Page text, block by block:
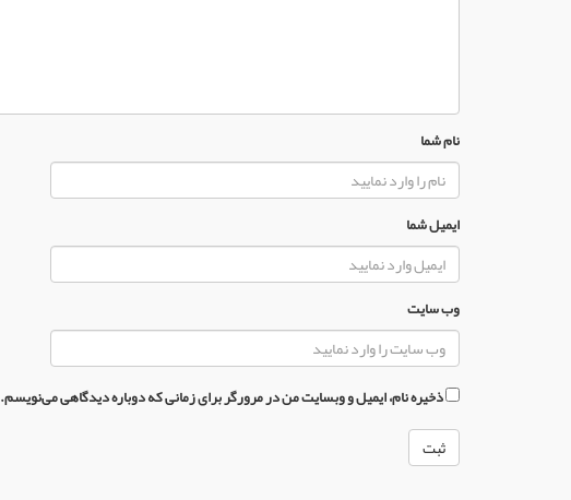
نام شما
ایمیل شما
وب سایت
ذخیره نام، ایمیل و وبسایت من در مرورگر برای زمانی که دوباره دیدگاهی می‌نویسم.